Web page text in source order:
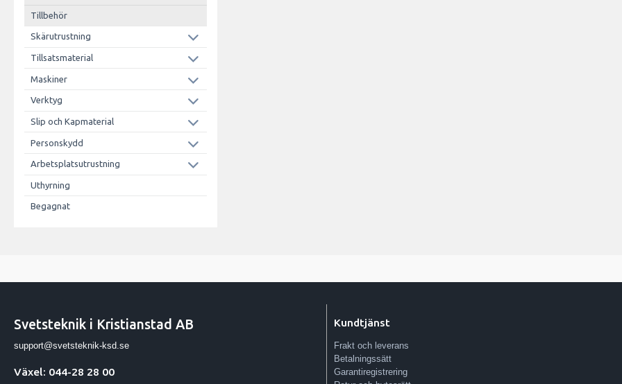
Tillbehör
Skärutrustning
Tillsatsmaterial
Maskiner
Verktyg
Slip och Kapmaterial
Personskydd
Arbetsplatsutrustning
Uthyrning
Begagnat
Svetsteknik i Kristianstad AB
support@svetsteknik-ksd.se
Växel: 044-28 28 00
Kundtjänst
Frakt och leverans
Betalningssätt
Garantiregistrering